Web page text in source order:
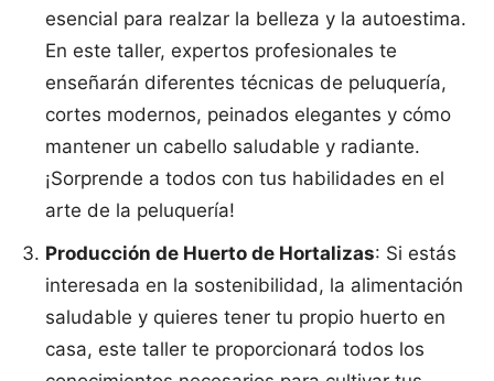
esencial para realzar la belleza y la autoestima.
En este taller, expertos profesionales te
enseñarán diferentes técnicas de peluquería,
cortes modernos, peinados elegantes y cómo
mantener un cabello saludable y radiante.
¡Sorprende a todos con tus habilidades en el
arte de la peluquería!
Producción de Huerto de Hortalizas: Si estás
interesada en la sostenibilidad, la alimentación
saludable y quieres tener tu propio huerto en
casa, este taller te proporcionará todos los